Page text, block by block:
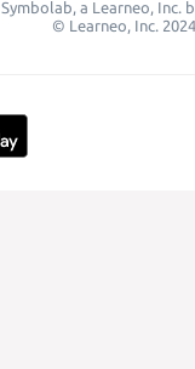
Symbolab, a Learneo, Inc.
© Learneo, Inc. 2024